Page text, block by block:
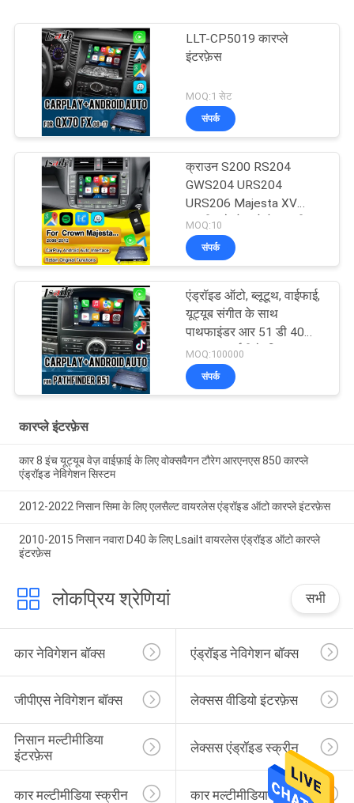
LLT-CP5019 कारप्ले
इंटरफ़ेस
MOQ:1 सेट
संपर्क
क्राउन S200 RS204
GWS204 URS204
URS206 Majesta XV
एथलीट सेलोन टोयोटा एकीकृत
एंड्रॉइड ऑटो के लिए वायरलेस
एप्पल कारप्ले बॉक्स
MOQ:10
संपर्क
एंड्रॉइड ऑटो, ब्लूटूथ, वाईफाई,
यूट्यूब संगीत के साथ
पाथफाइंडर आर 51 डी 40
नवरा 08आईटी के लिए
वायरलेस एप्पल कारप्ले इंटरफ़ेस
MOQ:100000
संपर्क
कारप्ले इंटरफ़ेस
कार 8 इंच यूट्यूब वेज़ वाईफ़ाई के लिए वोक्सवैगन टौरेग आरएनएस 850 कारप्ले
एंड्रॉइड नेविगेशन सिस्टम
2012-2022 निसान सिमा के लिए एलसैल्ट वायरलेस एंड्रॉइड ऑटो कारप्ले इंटरफ़ेस
2010-2015 निसान नवारा D40 के लिए Lsailt वायरलेस एंड्रॉइड ऑटो कारप्ले
इंटरफ़ेस
लोकप्रिय श्रेणियां सभी
कार नेविगेशन बॉक्स एंड्रॉइड नेविगेशन बॉक्स
जीपीएस नेविगेशन बॉक्स लेक्सस वीडियो इंटरफ़ेस
निसान मल्टीमीडिया
इंटरफ़ेस
लेक्सस एंड्रॉइड स्क्रीन
कार मल्टीमीडिया स्क्रीन कार मल्टीमीडिया डिस्प्ले